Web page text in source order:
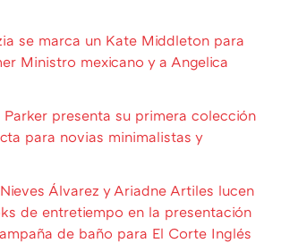
se marca un Kate Middleton para
Ministro mexicano y a Angelica
Parker presenta su primera colección
para novias minimalistas y
Álvarez y Ariadne Artiles lucen
de entretiempo en la presentación
de baño para El Corte Inglés